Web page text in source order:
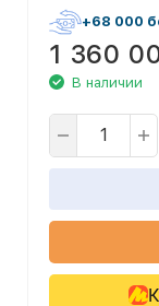
+68 000
1 360
В наличии